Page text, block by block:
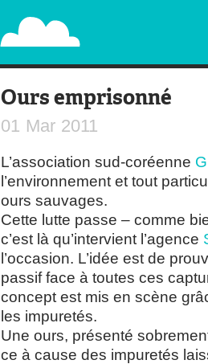
PAPERPLANE
STREET, AMBIENT, GUÉRILLA MARKETING
Ours emprisonné
01 Mar 2011
L’association sud-coréenne
l’environnement et tout
ours sauvages.
Cette lutte passe – comme
c’est là qu’intervient l’agence
l’occasion. L’idée est de
passif face à toutes ces
concept est mis en scène
les impuretés.
Une ours, présenté
ce à cause des impuretés